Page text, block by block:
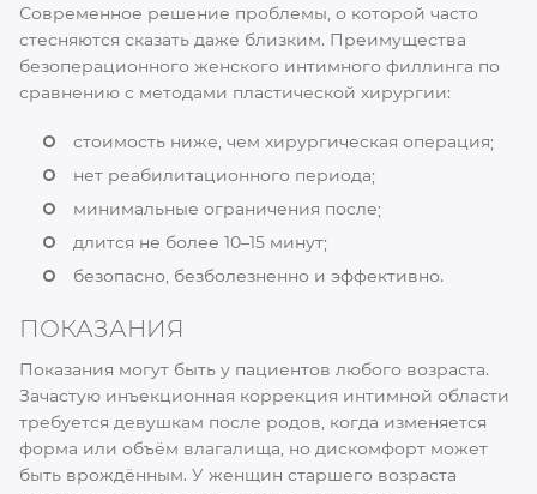
Современное решение проблемы, о которой часто
стесняются сказать даже близким. Преимущества
безоперационного женского интимного филлинга по
сравнению с методами пластической хирургии:
стоимость ниже, чем хирургическая операция;
нет реабилитационного периода;
минимальные ограничения после;
длится не более 10–15 минут;
безопасно, безболезненно и эффективно.
ПОКАЗАНИЯ
Показания могут быть у пациентов любого возраста.
Зачастую инъекционная коррекция интимной области
требуется девушкам после родов, когда изменяется
форма или объём влагалища, но дискомфорт может
быть врождённым. У женщин старшего возраста